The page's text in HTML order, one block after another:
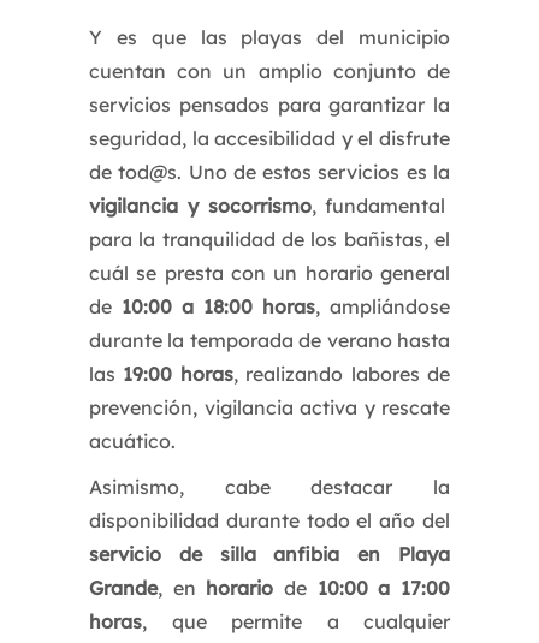
Y es que las playas del municipio
cuentan con un amplio conjunto de
servicios pensados para garantizar la
seguridad, la accesibilidad y el disfrute
de tod@s. Uno de estos servicios es la
vigilancia y socorrismo, fundamental
para la tranquilidad de los bañistas, el
cuál se presta con un horario general
de 10:00 a 18:00 horas, ampliándose
durante la temporada de verano hasta
las 19:00 horas, realizando labores de
prevención, vigilancia activa y rescate
acuático.
Asimismo, cabe destacar la
disponibilidad durante todo el año del
servicio de silla anfibia en Playa
Grande, en horariode 10:00 a 17:00
horas, que permite a cualquier